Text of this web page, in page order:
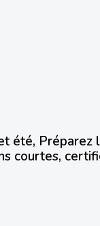
été, Préparez
courtes,